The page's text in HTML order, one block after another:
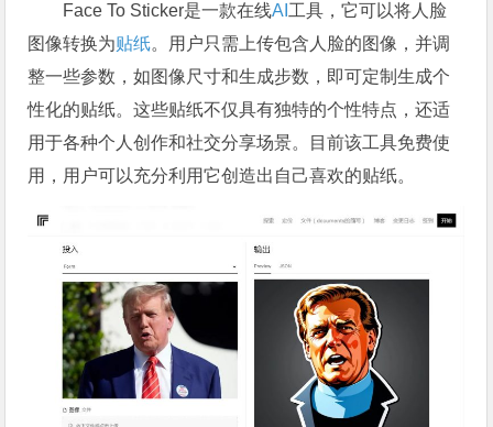
Face To Sticker是一款在线AI 工具，它可以将人脸
图像转换为贴纸。用户只需上传包含人脸的图像，并调
整一些参数，如图像尺寸和生成步数，即可定制生成个
性化的贴纸。这些贴纸不仅具有独特的个性特点，还适
用于各种个人创作和社交分享场景。目前该工具免费使
用，用户可以充分利用它创造出自己喜欢的贴纸。